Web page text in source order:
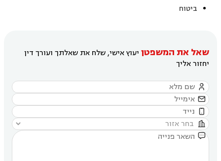
ביטוח
שאל את המשפטן יעוץ אישי, שלח את שאלתך ועורך דין
יחזור אליך




